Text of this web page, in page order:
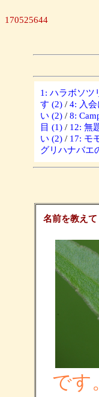
170525644
1: ハラボソツ
す (2) / 4: 入
い (2) / 8:
目 (1) / 12: 無
い (2) / 17: モ
グリハナバエ
名前を教え
です